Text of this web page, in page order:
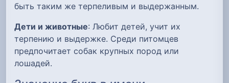
быть таким же терпеливым и выдержанным.
Дети и животные: Любит детей, учит их
терпению и выдержке. Среди питомцев
предпочитает собак крупных пород или
лошадей.